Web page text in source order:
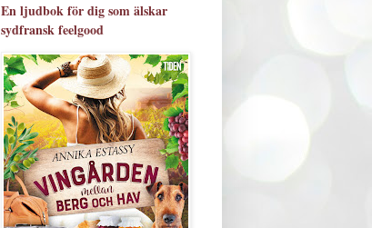
En ljudbok för dig som älskar
sydfransk feelgood